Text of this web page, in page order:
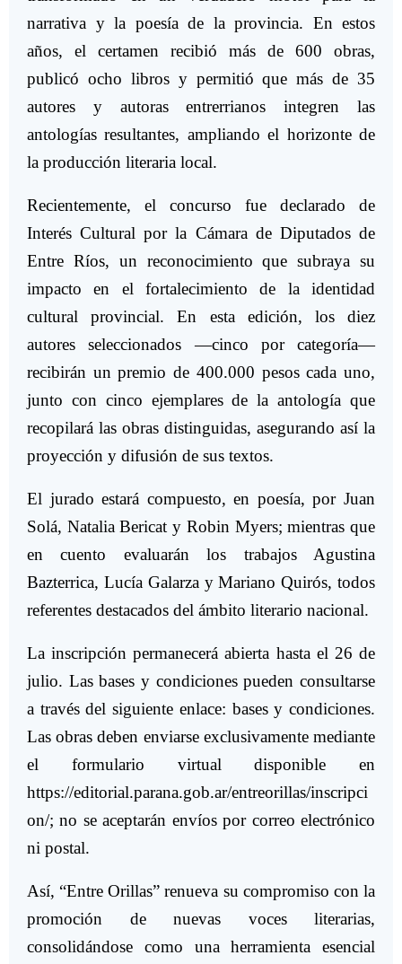
narrativa y la poesía de la provincia. En estos
años, el certamen recibió más de 600 obras,
publicó ocho libros y permitió que más de 35
autores y autoras entrerrianos integren las
antologías resultantes, ampliando el horizonte de
la producción literaria local.
Recientemente, el concurso fue declarado de
Interés Cultural por la Cámara de Diputados de
Entre Ríos, un reconocimiento que subraya su
impacto en el fortalecimiento de la identidad
cultural provincial. En esta edición, los diez
autores seleccionados —cinco por categoría—
recibirán un premio de 400.000 pesos cada uno,
junto con cinco ejemplares de la antología que
recopilará las obras distinguidas, asegurando así la
proyección y difusión de sus textos.
El jurado estará compuesto, en poesía, por Juan
Solá, Natalia Bericat y Robin Myers; mientras que
en cuento evaluarán los trabajos Agustina
Bazterrica, Lucía Galarza y Mariano Quirós, todos
referentes destacados del ámbito literario nacional.
La inscripción permanecerá abierta hasta el 26 de
julio. Las bases y condiciones pueden consultarse
a través del siguiente enlace: bases y condiciones.
Las obras deben enviarse exclusivamente mediante
el formulario virtual disponible en
https://editorial.parana.gob.ar/entreorillas/inscripci
on/; no se aceptarán envíos por correo electrónico
ni postal.
Así, “Entre Orillas” renueva su compromiso con la
promoción de nuevas voces literarias,
consolidándose como una herramienta esencial